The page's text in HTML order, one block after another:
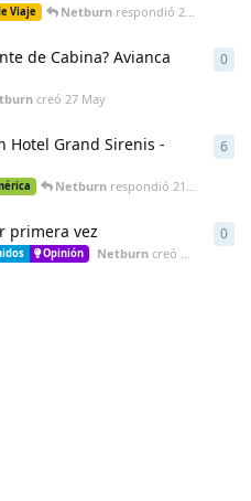
Viaje Netburnrespondió 24 Jun
de Cabina? Avianca
creó 27 May
0
Hotel Grand Sirenis -
Netburnrespondió 21 May
6
primera vez
Opinión Netburn creó 21 May
0